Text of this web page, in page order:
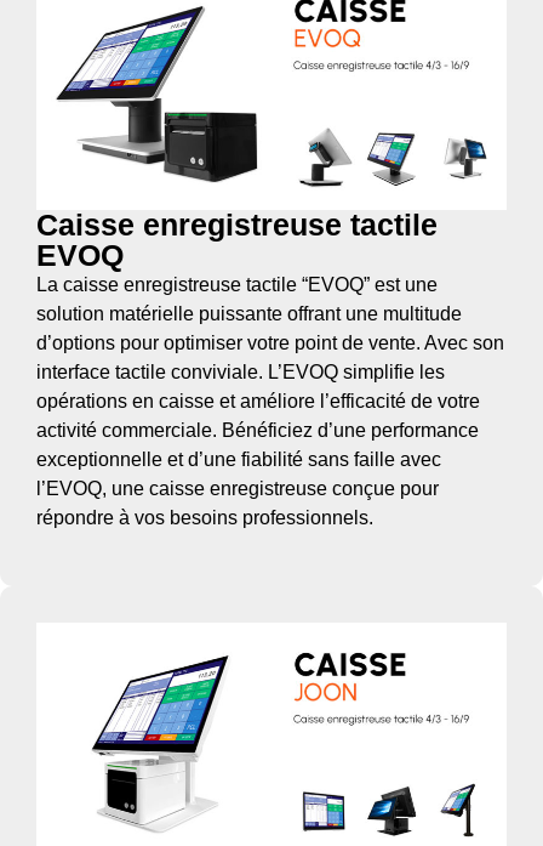
Caisse enregistreuse tactile
EVOQ
La caisse enregistreuse tactile “EVOQ” est une
solution matérielle puissante offrant une multitude
d’options pour optimiser votre point de vente. Avec son
interface tactile conviviale. L’EVOQ simplifie les
opérations en caisse et améliore l’efficacité de votre
activité commerciale. Bénéficiez d’une performance
exceptionnelle et d’une fiabilité sans faille avec
l’EVOQ, une caisse enregistreuse conçue pour
répondre à vos besoins professionnels.